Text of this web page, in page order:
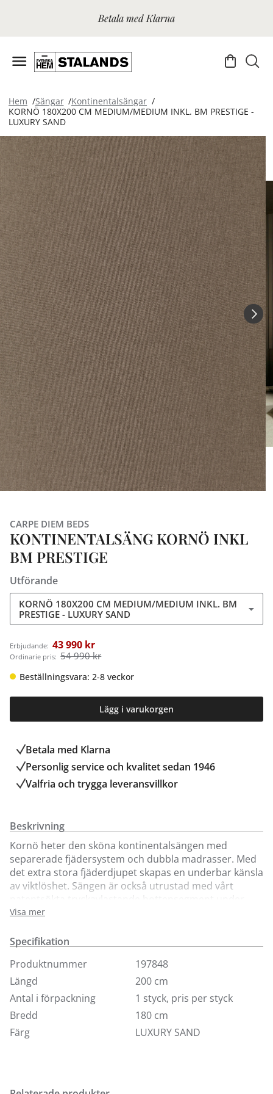
Betala med Klarna
Hem Sängar
Kontinentalsängar
KORNÖ 180X200 CM MEDIUM/MEDIUM INKL. BM PRESTIGE -
LUXURY SAND
CARPE DIEM BEDS
KONTINENTALSÄNG KORNÖ INKL
BM PRESTIGE
Utförande
KORNÖ 180X200 CM MEDIUM/MEDIUM INKL. BM
PRESTIGE - LUXURY SAND
Erbjudande: 43 990 kr
Ordinarie pris: 54 990 kr
Beställningsvara: 2-8 veckor
Lägg i varukorgen
Betala med Klarna
Personlig service och kvalitet sedan 1946
Valfria och trygga leveransvillkor
Beskrivning
Kornö heter den sköna kontinentalsängen med
separerade fjädersystem och dubbla madrasser. Med
det extra stora fjäderdjupet skapas en underbar känsla
av viktlöshet. Sängen är också utrustad med vårt
patentsökta tryckavlastande bottensegment under
madrassens pocketspringsystem, vilket är grunden i
följsam, stoppad med talalaylatex och har ett vitt
tvättas i 60°C. Höjd 5 cm. Ben ingår ej.
Finns i 8 standardtyger, visas här i tyg Luxury.
Ingår i priset:
Kontinentalsäng Kornö 160-210x200 cm
Visa mer
Specifikation
Produktnummer
197848
Längd
200 cm
Antal i förpackning
1 styck, pris per styck
Bredd
180 cm
Färg
LUXURY SAND